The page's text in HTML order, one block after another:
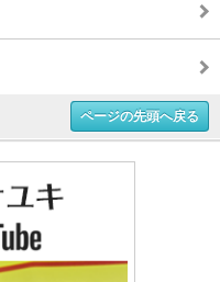
ページの先頭へ戻る